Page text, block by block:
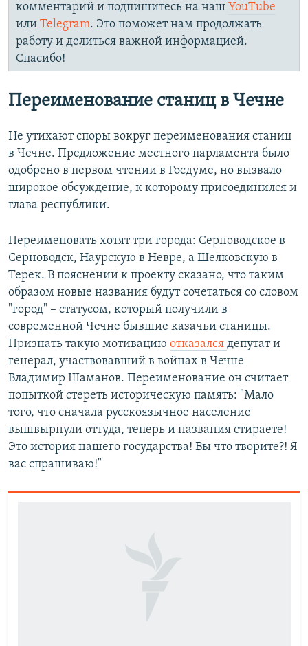
комментарий и подпишитесь на наш YouTube
или Telegram. Это поможет нам продолжать
работу и делиться важной информацией.
Спасибо!
Переименование станиц в Чечне
Не утихают споры вокруг переименования станиц
в Чечне. Предложение местного парламента было
одобрено в первом чтении в Госдуме, но вызвало
широкое обсуждение, к которому присоединился и
глава республики.
Переименовать хотят три города: Серноводское в
Серноводск, Наурскую в Невре, а Шелковскую в
Терек. В пояснении к проекту сказано, что таким
образом новые названия будут сочетаться со словом
"город" – статусом, который получили в
современной Чечне бывшие казачьи станицы.
Признать такую мотивацию отказался депутат и
генерал, участвовавший в войнах в Чечне
Владимир Шаманов. Переименование он считает
попыткой стереть историческую память: "Мало
того, что сначала русскоязычное население
вышвырнули оттуда, теперь и названия стираете!
Это история нашего государства! Вы что творите?! Я
вас спрашиваю!"